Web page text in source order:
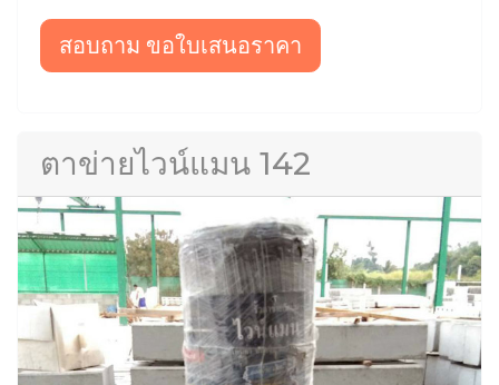
สอบถาม ขอใบเสนอราคา
ตาข่ายไวน์แมน 142